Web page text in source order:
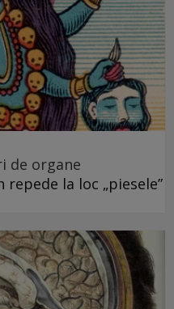
de organe
la loc „piesele”